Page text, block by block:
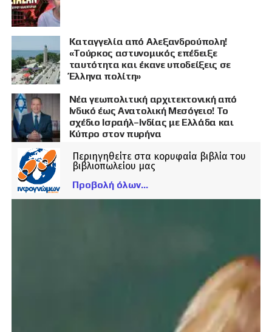
Καταγγελία από Αλεξανδρούπολη!
«Τούρκος αστυνομικός επέδειξε
ταυτότητα και έκανε υποδείξεις σε
Έλληνα πολίτη»
Νέα γεωπολιτική αρχιτεκτονική από
Ινδικό έως Ανατολική Μεσόγειο! Το
σχέδιο Ισραήλ–Ινδίας με Ελλάδα και
Κύπρο στον πυρήνα
Περιηγηθείτε στα κορυφαία βιβλία του
βιβλιοπωλείου μας
Προβολή όλων